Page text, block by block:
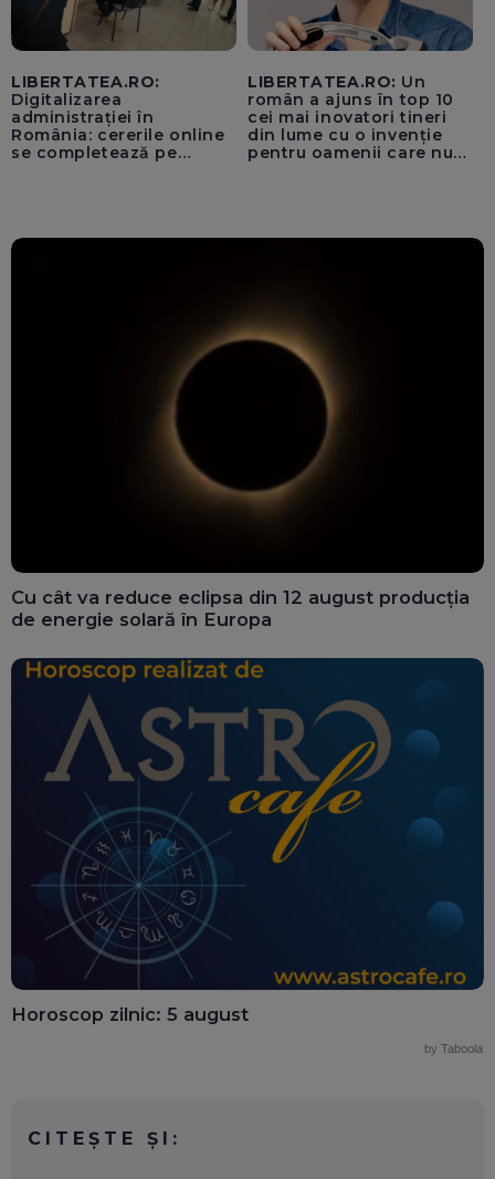
LIBERTATEA.RO:
Digitalizarea
administrației în
România: cererile online
se completează pe
LIBERTATEA.RO: Un
român a ajuns în top 10
cei mai inovatori tineri
din lume cu o invenție
pentru oamenii care nu
Cu cât va reduce eclipsa din 12 august producția
de energie solară în Europa
Horoscop zilnic: 5 august
by Taboola
CITEȘTE ȘI: